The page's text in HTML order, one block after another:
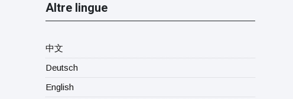
Altre lingue
中文
Deutsch
English